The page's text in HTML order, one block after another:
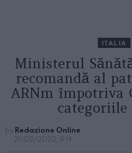
ITALIA
Ministerul
recomandă al
ARNm împotriva
categoriile
by Redazione Online
21/02/2022, 9:14